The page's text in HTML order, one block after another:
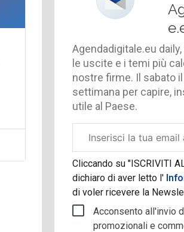
Agendadigitale.eu
le uscite e i temi più
nostre firme. Il sabato
settimana per capire,
utile al Paese.
aziendale
Cliccando su "ISCRIVITI
dichiaro di aver letto l'
di voler ricevere la
Acconsento all'invio
promozionali e